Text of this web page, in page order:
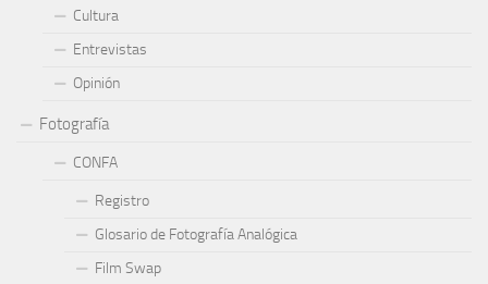
Cultura
Entrevistas
Opinión
Fotografía
CONFA
Registro
Glosario de Fotografía Analógica
Film Swap